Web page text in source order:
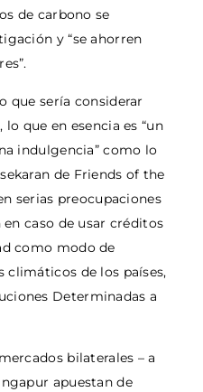
de carbono se
y “se ahorren
que sería considerar
que en esencia es “un
indulgencia” como lo
de Friends of the
serias preocupaciones
caso de usar créditos
como modo de
de los países,
Determinadas a
bilaterales – a
apuestan de